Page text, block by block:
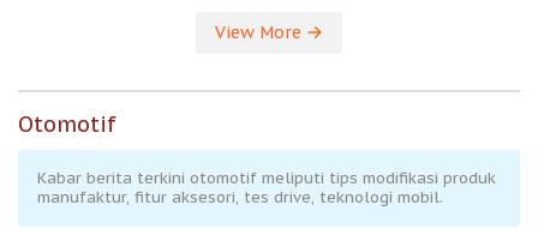
View More
Otomotif
Kabar berita terkini otomotif meliputi tips modifikasi produk
manufaktur, fitur aksesori, tes drive, teknologi mobil.